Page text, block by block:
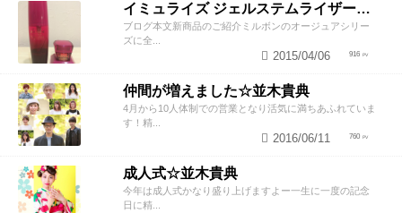
イミュライズ ジェルステムライザー☆並木貴典
ブログ本文新商品のご紹介ミルボンのオージュアシリー
ズに全...
916
2015/04/06
仲間が増えました☆並木貴典
4月から10人体制での営業となり活気に満ちあふれていま
す！精...
760
2016/06/11
成人式☆並木貴典
今年は成人式かなり盛り上げますよー一生に一度の記念
日に精...